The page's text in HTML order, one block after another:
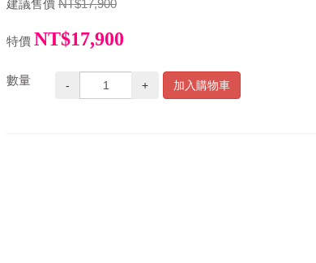
建議售價 NT$17,900
特價 NT$17,900
數量 - + 加入購物車